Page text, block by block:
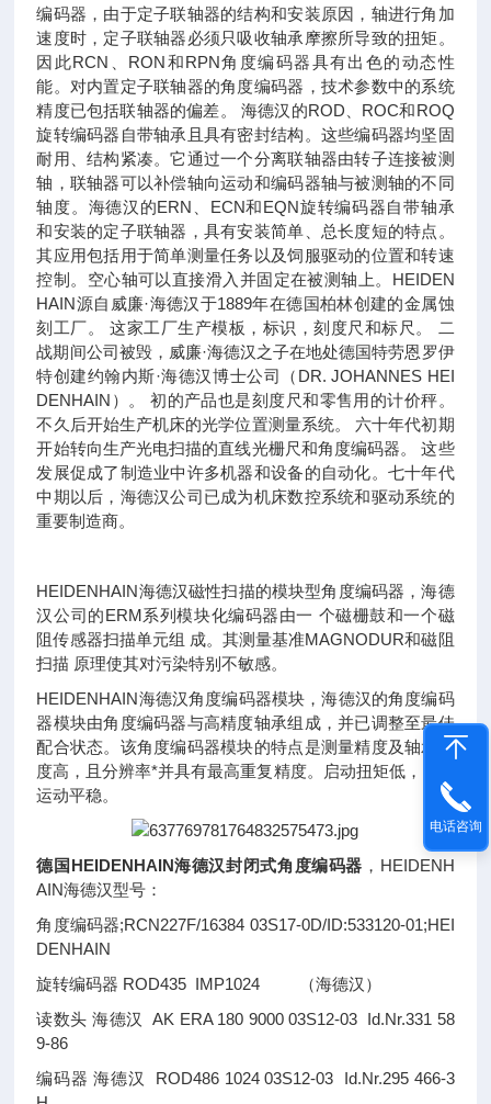
编码器，由于定子联轴器的结构和安装原因，轴进行角加
速度时，定子联轴器必须只吸收轴承摩擦所导致的扭矩。
因此RCN、RON和RPN角度编码器具有出色的动态性
能。对内置定子联轴器的角度编码器，技术参数中的系统
精度已包括联轴器的偏差。 海德汉的ROD、ROC和ROQ
旋转编码器自带轴承且具有密封结构。这些编码器均坚固
耐用、结构紧凑。它通过一个分离联轴器由转子连接被测
轴，联轴器可以补偿轴向运动和编码器轴与被测轴的不同
轴度。海德汉的ERN、ECN和EQN旋转编码器自带轴承
和安装的定子联轴器，具有安装简单、总长度短的特点。
其应用包括用于简单测量任务以及饲服驱动的位置和转速
控制。空心轴可以直接滑入并固定在被测轴上。HEIDEN
HAIN源自威廉·海德汉于1889年在德国柏林创建的金属蚀
刻工厂。 这家工厂生产模板，标识，刻度尺和标尺。 二
战期间公司被毁，威廉·海德汉之子在地处德国特劳恩罗伊
特创建约翰内斯·海德汉博士公司（DR. JOHANNES HEI
DENHAIN）。 初的产品也是刻度尺和零售用的计价秤。
不久后开始生产机床的光学位置测量系统。 六十年代初期
开始转向生产光电扫描的直线光栅尺和角度编码器。 这些
发展促成了制造业中许多机器和设备的自动化。七十年代
中期以后，海德汉公司已成为机床数控系统和驱动系统的
重要制造商。
HEIDENHAIN海德汉磁性扫描的模块型角度编码器，海德
汉公司的ERM系列模块化编码器由一 个磁栅鼓和一个磁
阻传感器扫描单元组 成。其测量基准MAGNODUR和磁阻
扫描 原理使其对污染特别不敏感。
HEIDENHAIN海德汉角度编码器模块，海德汉的角度编码
器模块由角度编码器与高精度轴承组成，并已调整至最佳
配合状态。该角度编码器模块的特点是测量精度及轴承精
度高，且分辨率*并具有最高重复精度。启动扭矩低，因此
运动平稳。
德国HEIDENHAIN海德汉封闭式角度编码器 ， HEIDENH
AIN海德汉型号：
角度编码器;RCN227F/16384 03S17-0D/ID:533120-01;HEI
DENHAIN
旋转编码器 ROD435 IMP1024 （海德汉）
读数头 海德汉 AK ERA 180 9000 03S12-03 Id.Nr.331 58
9-86
编码器 海德汉 ROD486 1024 03S12-03 Id.Nr.295 466-3
电话咨询